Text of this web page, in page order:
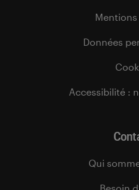
Mentions
Données
Accessibilité :
Qui